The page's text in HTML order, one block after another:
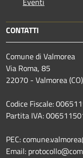
CONTATTI
Comune di Valmorea
Via Roma, 85
22070 - Valmorea (CO)
Codice Fiscale:
Partita IVA:
PEC:
Email: